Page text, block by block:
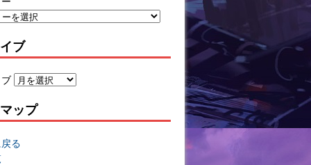
ブ
ップ
る